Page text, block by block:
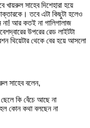
খায়রুল সাহেব দিশেহারা হয়ে
তবে এটা কিছুটা হলেও
না! আর কতই না গালিগালাজ
উপরের রেড লাইটটা
থিয়েটার থেকে বের হয়ে আসলো
সাহেব বলেন,
কি বেঁচে আছে না
কোন কথা বলছেন না